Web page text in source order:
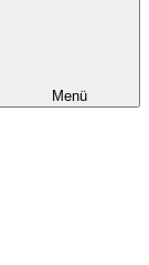
Menü